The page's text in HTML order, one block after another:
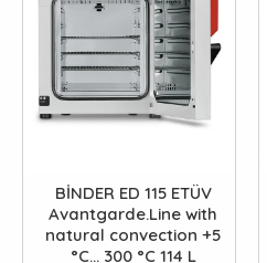
BİNDER ED 115 ETÜV
Avantgarde.Line with
natural convection +5
°C... 300 °C 114 L